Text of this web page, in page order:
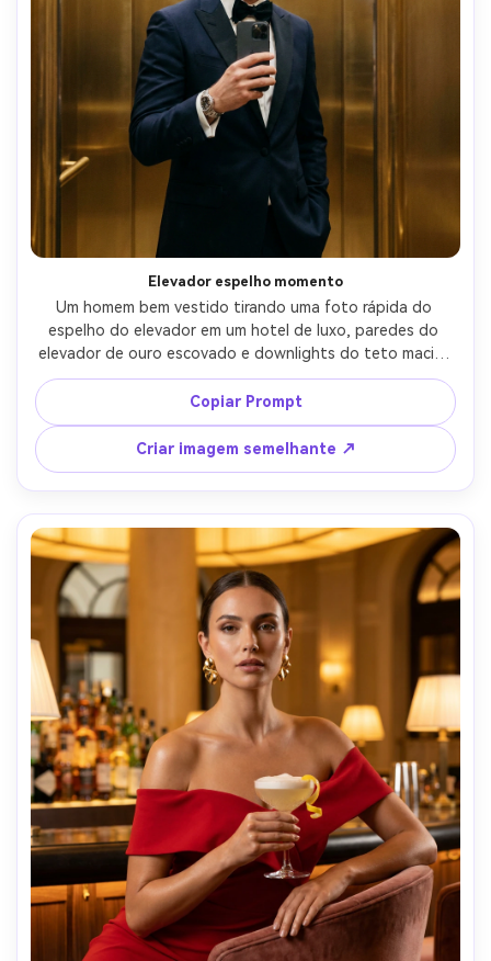
Elevador espelho momento
Um homem bem vestido tirando uma foto rápida do
espelho do elevador em um hotel de luxo, paredes do
elevador de ouro escovado e downlights do teto macio,
usando um smoking azul marinho da meia-noite com
gravata-borboleta preta, relógio elegante visível,
expressão confiante, tirado em Sony A7R V, 35mm,
enquadramento vertical apertado, destaques limpos,
detalhe editorial fotorealista, grão de filme sutil-AR 4:5
Copiar Prompt
Criar imagem semelhante ↗